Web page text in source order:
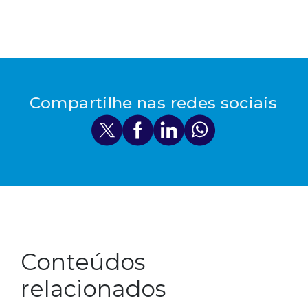
Compartilhe nas redes sociais
Conteúdos
relacionados